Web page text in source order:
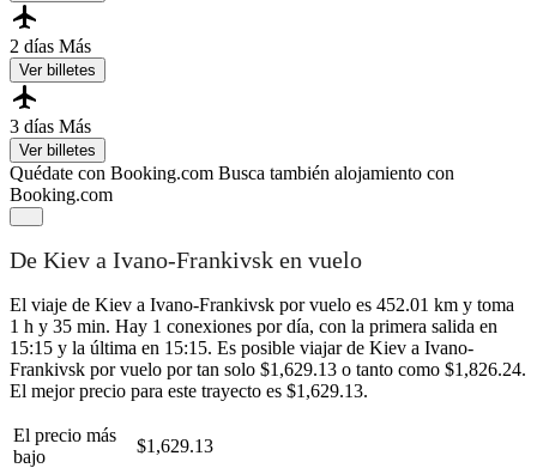
2 días Más
Ver billetes
3 días Más
Ver billetes
Quédate con Booking.com Busca también alojamiento con
Booking.com
De Kiev a Ivano-Frankivsk en vuelo
El viaje de Kiev a Ivano-Frankivsk por vuelo es 452.01 km y toma
1 h y 35 min. Hay 1 conexiones por día, con la primera salida en
15:15 y la última en 15:15. Es posible viajar de Kiev a Ivano-
Frankivsk por vuelo por tan solo $1,629.13 o tanto como $1,826.24.
El mejor precio para este trayecto es $1,629.13.
El precio más
bajo
$1,629.13